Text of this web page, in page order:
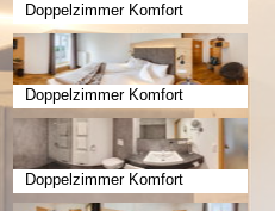
Doppelzimmer Komfort
Doppelzimmer Komfort
Doppelzimmer Komfort
Badezimmer